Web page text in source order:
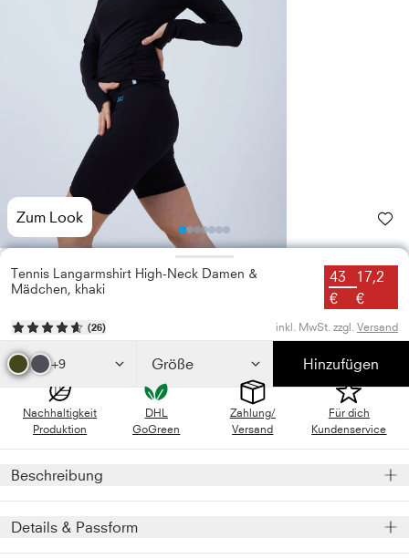
Zum Look
Photo1
Photo2
Photo
Photo
Photo
Photo
Photo
Tennis Langarmshirt High-Neck Damen &
Mädchen, khaki
43
€
17,2
€
(26) inkl. MwSt. zzgl. Versand
+9 Größe Hinzufügen
Nachhaltigkeit
Produktion
DHL
GoGreen
Zahlung/
Versand
Für dich
Kundenservice
Beschreibung
Das khakifarbene Tennis Langarmshirt mit sportlichen
Flachnähten besteht aus einer weichen, atmungsaktiven
Details & Passform